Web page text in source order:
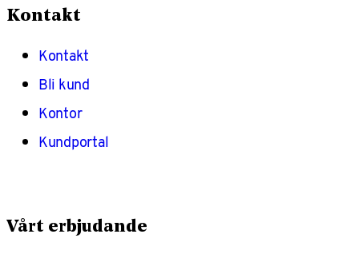
Kontakt
Kontakt
Bli kund
Kontor
Kundportal
Vårt erbjudande